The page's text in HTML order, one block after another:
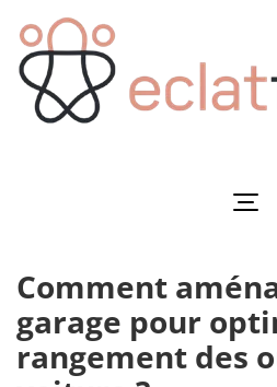
au
contenu
(Pressez
Comment
garage pour
rangement des